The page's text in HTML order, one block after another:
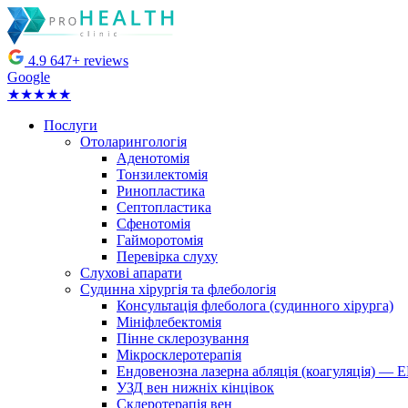
4.9 647+ reviews
Google
★★★★★
Послуги
Отоларингологія
Аденотомія
Тонзилектомія
Ринопластика
Септопластика
Сфенотомія
Гайморотомія
Перевірка слуху
Слухові апарати
Судинна хірургія та флебологія
Консультація флеболога (судинного хірурга)
Мініфлебектомія
Пінне склерозування
Мікросклеротерапія
Ендовенозна лазерна абляція (коагуляція) —
УЗД вен нижніх кінцівок
Склеротерапія вен